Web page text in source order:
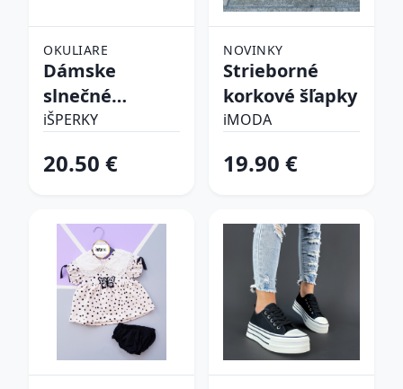
OKULIARE
Dámske
slnečné
okuliare
iŠPERKY
20.50 €
NOVINKY
Strieborné
korkové šľapky
iMODA
19.90 €